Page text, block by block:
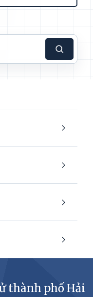
thành phố Hải